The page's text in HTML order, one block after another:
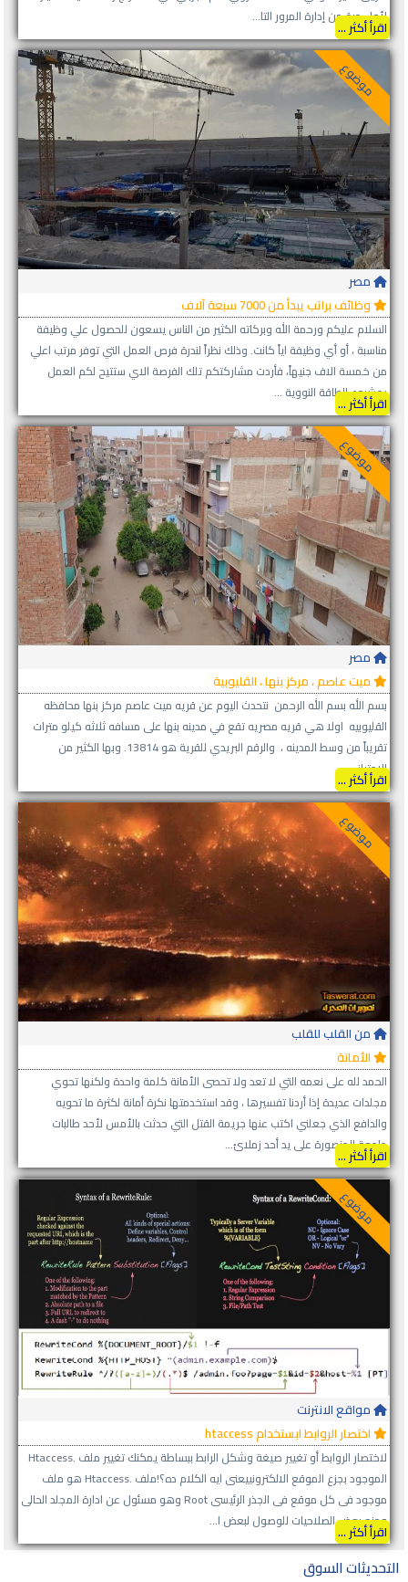
لأول مرة من إدارة المرور التا...
اقرأ أكثر ...
موضوع
مصر
وظائف براتب يبدأ من 7000 سبعة آلاف
السلام عليكم ورحمة الله وبركاته الكثير من الناس يسعون للحصول علي وظيفة
مناسبة ، أو أي وظيفة اياً كانت. وذلك نظراً لندرة فرص العمل التي توفر مرتب اعلي
من خمسة الاف جنيهاً، فأردت مشاركتكم تلك الفرصة الاي ستتيح لكم العمل
بمشروع الطاقة النووية ...
اقرأ أكثر ...
موضوع
مصر
ميت عاصم ، مركز بنها ، القليوبية
بسم الله بسم الله الرحمن نتحدث اليوم عن قريه ميت عاصم مركز بنها محافظه
القليوبيه اولا هي قريه مصريه تقع في مدينه بنها على مسافه ثلاثه كيلو مترات
تقريباً من وسط المدينه ، والرقم البريدي للقرية هو 13814. وبها الكثير من
الامتياز...
اقرأ أكثر ...
موضوع
من القلب للقلب
الأمانة
الحمد لله على نعمه التي لا تعد ولا تحصى الأمانة كلمة واحدة ولكنها تحوي
مجلدات عديدة إذا أردنا تفسيرها ، وقد استخدمتها نكرة أمانة لكثرة ما تحويه
والدافع الذي جعلني اكتب عنها جريمة القتل التي حدثت بالأمس لأحد طالبات
جامعة المنصورة على يد أحد زملائ...
اقرأ أكثر ...
موضوع
مواقع الانترنت
اختصار الروابط ابستخدام htaccess
لاختصار الروابط أو تغيير صيغة وشكل الرابط ببساطة يمكنك تغيير ملف .htaccess
الموجود بجزع الموقع الالكترونييعنى ايه الكلام ده؟!ملف .htaccess هو ملف
موجود فى كل موقع فى الجذر الرئيسى Root وهو مسئول عن ادارة المجلد الحالى
ومنح بعض الصلاحيات للوصول لبعض ا...
اقرأ أكثر ...
التحديثات السوق